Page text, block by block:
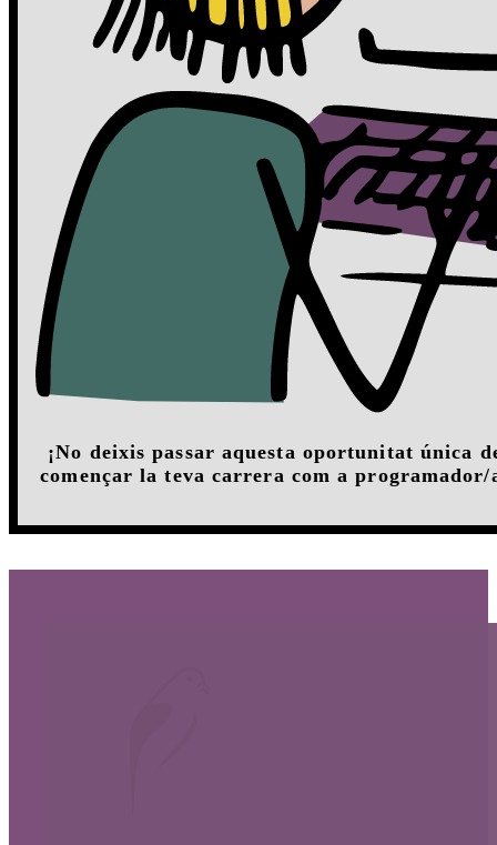
¡No deixis passar aquesta oportunitat única
començar la teva carrera com a programador/